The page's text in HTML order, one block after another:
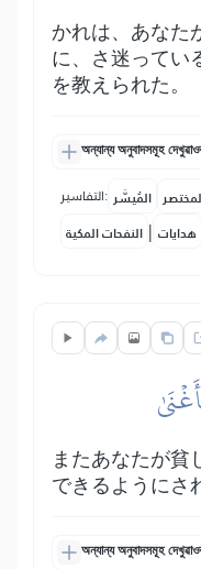
かれは、あなた
に、さ迷ってい
を教えられた。
অন্যান্য অনুবাদসমূহ
التفاسير: المُيسَّر
النفحات المكية | هدايات
またあなたが貧
できるようにさ
অন্যান্য অনুবাদসমূহ